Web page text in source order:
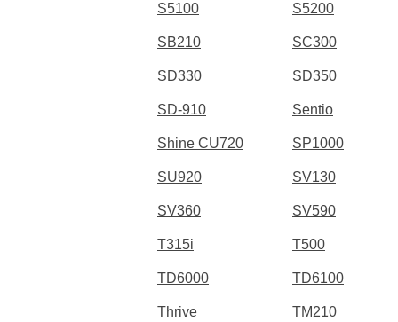
S5100 S5200
SB210 SC300
SD330 SD350
SD-910 Sentio
Shine CU720 SP1000
SU920 SV130
SV360 SV590
T315i T500
TD6000 TD6100
Thrive TM210